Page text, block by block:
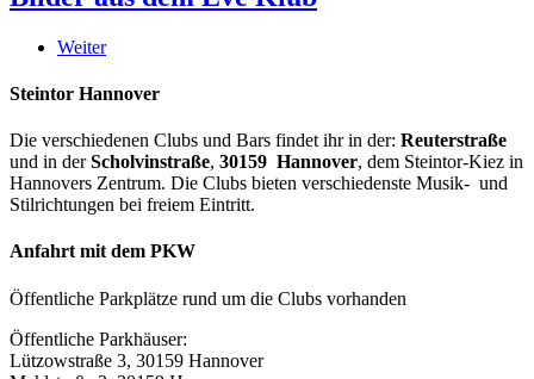
Weiter
Steintor Hannover
Die verschiedenen Clubs und Bars findet ihr in der: Reuterstraße
und in derScholvinstraße, 30159 Hannover, dem Steintor-Kiez in
Hannovers Zentrum. Die Clubs bieten verschiedenste Musik- und
Stilrichtungen bei freiem Eintritt.
Anfahrt mit dem PKW
Öffentliche Parkplätze rund um die Clubs vorhanden
Öffentliche Parkhäuser:
Lützowstraße 3, 30159 Hannover